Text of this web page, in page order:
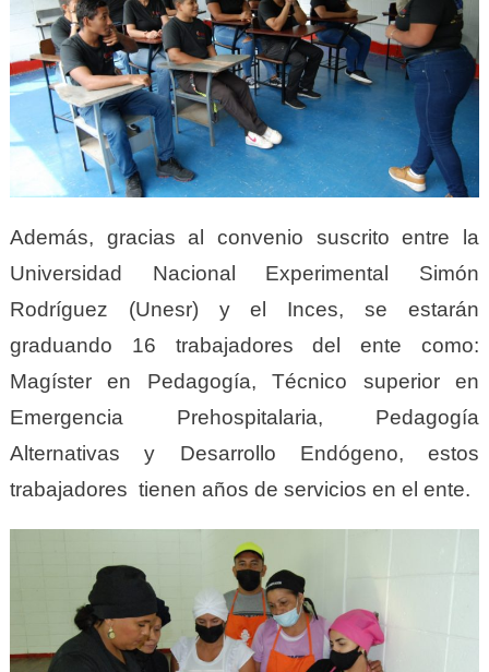
Además, gracias al convenio suscrito entre la
Universidad Nacional Experimental Simón
Rodríguez (Unesr) y el Inces, se estarán
graduando 16 trabajadores del ente como:
Magíster en Pedagogía, Técnico superior en
Emergencia Prehospitalaria, Pedagogía
Alternativas y Desarrollo Endógeno, estos
trabajadores tienen años de servicios en el ente.